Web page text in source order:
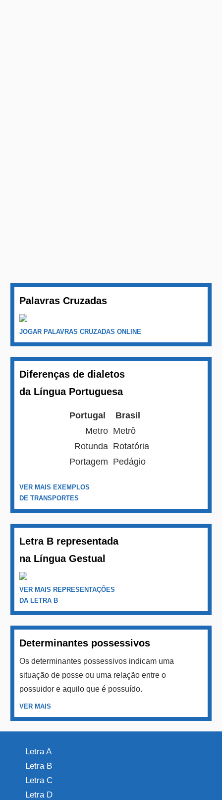
Palavras Cruzadas
JOGAR PALAVRAS CRUZADAS ONLINE
Diferenças de dialetos
da Língua Portuguesa
Portugal
Brasil
Metro Metrô
Rotunda Rotatória
Portagem Pedágio
VER MAIS EXEMPLOS
DE TRANSPORTES
Letra B representada
na Língua Gestual
VER MAIS REPRESENTAÇÕES
DA LETRA B
Determinantes possessivos
Os determinantes possessivos indicam uma
situação de posse ou uma relação entre o
possuidor e aquilo que é possuído.
VER MAIS
Letra A
Letra B
Letra C
Letra D